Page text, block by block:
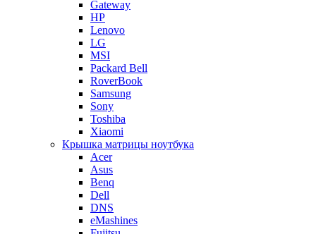
Gateway
HP
Lenovo
LG
MSI
Packard Bell
RoverBook
Samsung
Sony
Toshiba
Xiaomi
Крышка матрицы ноутбука
Acer
Asus
Benq
Dell
DNS
eMashines